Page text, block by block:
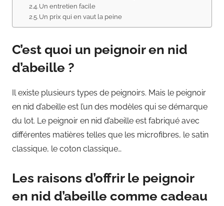
Un entretien facile
Un prix qui en vaut la peine
C’est quoi un peignoir en nid
d’abeille ?
Il existe plusieurs types de peignoirs. Mais le peignoir
en nid d’abeille est l’un des modèles qui se démarque
du lot. Le peignoir en nid d’abeille est fabriqué avec
différentes matières telles que les microfibres, le satin
classique, le coton classique…
Les raisons d’offrir le peignoir
en nid d’abeille comme cadeau